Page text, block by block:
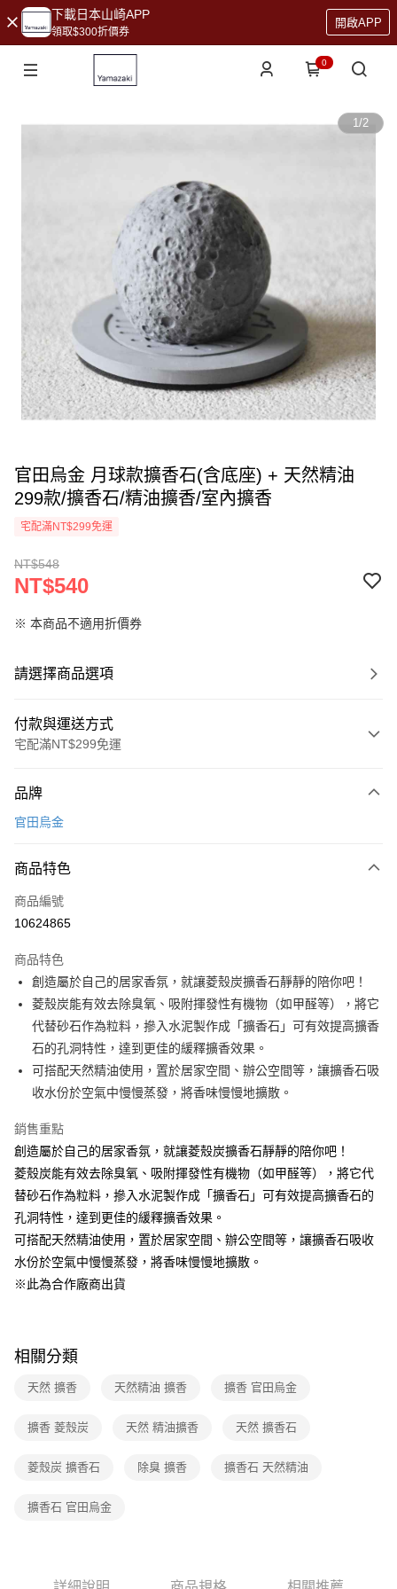
下載日本山崎APP
領取$300折價券
開啟APP
0
1/2
官田烏金 月球款擴香石(含底座) + 天然精油
299款/擴香石/精油擴香/室內擴香
宅配滿NT$299免運
NT$548
NT$540
※ 本商品不適用折價券
請選擇商品選項
付款與運送方式
宅配滿NT$299免運
信用卡一次付款
Apple Pay
悠遊付
全盈+PAY
大哥付你分期
相關說明
【大哥付你分期使用說明】
1.本服務由台灣大哥大提供，台灣大哥大用戶可立即使用無須另外申請。
2.付款方式選擇「大哥付你分期」，訂單成立後會自動跳轉到大哥付的交易
流程，驗證手機門號後，選擇欲分期的期數、繳款截止日，確認付款後即完
3.實際核准額度、可分期數及費用金額請依後續交易確認頁面所載為準。
4.訂單成立30分鐘內，如未前往確認交易或遇審核未通過，訂單將自動取
消。如遇「轉專審核」未通過狀況，表示未達大哥付你分期系統評分，恕無
法說明評估內容。
1.分期款項不併入電信帳單，「大哥付你分期」於每月結算日後寄送繳費提
醒簡訊。
2.透過簡訊連結打開帳單後，可選擇「超商條碼／台灣大直營門市／銀行轉
帳／街口支付／iPASS MONEY」等通路繳費。
【注意事項】
2.基於同意付款使用「大哥付你分期」之契約關係目的，商店將以您的個人
資料（包含姓名、電話或地址）提供予台灣大哥大進項蒐集、處理及利用，
3.完整用戶服務條款，請詳閱以下連結：
https://oppay.tw/userRule
ATM付款
運送方式
宅配【父親節大回饋】限時$299免運
每筆NT$150，滿NT$299(含以上)免運費
品牌
官田烏金
商品特色
商品編號
10624865
商品特色
創造屬於自己的居家香氛，就讓菱殼炭擴香石靜靜的陪你吧！
菱殼炭能有效去除臭氧、吸附揮發性有機物（如甲醛等），將它
代替砂石作為粒料，摻入水泥製作成「擴香石」可有效提高擴香
石的孔洞特性，達到更佳的緩釋擴香效果。
可搭配天然精油使用，置於居家空間、辦公空間等，讓擴香石吸
收水份於空氣中慢慢蒸發，將香味慢慢地擴散。
銷售重點
創造屬於自己的居家香氛，就讓菱殼炭擴香石靜靜的陪你吧！
菱殼炭能有效去除臭氧、吸附揮發性有機物（如甲醛等），將它代
替砂石作為粒料，摻入水泥製作成「擴香石」可有效提高擴香石的
孔洞特性，達到更佳的緩釋擴香效果。
可搭配天然精油使用，置於居家空間、辦公空間等，讓擴香石吸收
水份於空氣中慢慢蒸發，將香味慢慢地擴散。
※此為合作廠商出貨
相關分類
天然 擴香 天然精油 擴香 擴香 官田烏金
擴香 菱殼炭 天然 精油擴香 天然 擴香石
菱殼炭 擴香石 除臭 擴香 擴香石 天然精油
擴香石 官田烏金